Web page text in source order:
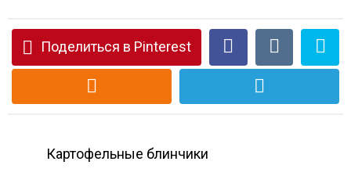
Поделиться в Pinterest
Картофельные блинчики